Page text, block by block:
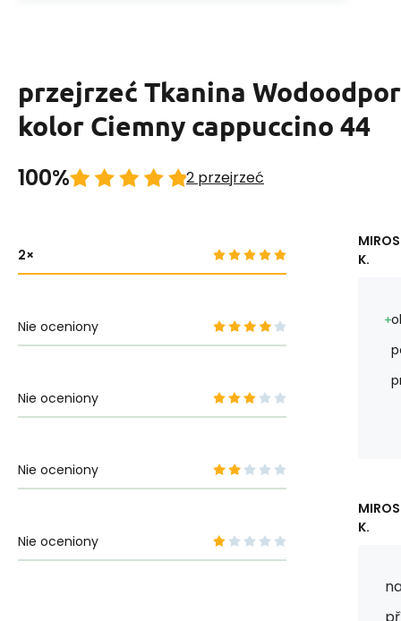
przejrzeć Tkanina
kolor Ciemny cappuccino 44
100% 2 przejrzeć
2
Nie oceniony
Nie oceniony
Nie oceniony
Nie oceniony
K.
K.